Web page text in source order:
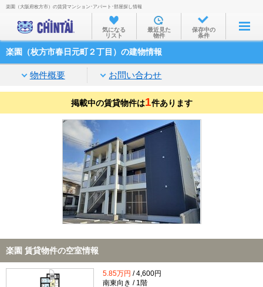
お部屋を探す
沿線・駅から
家賃相場から
通勤通学時間から
物件特集から
不動産会社から
TOP
楽園（大阪府枚方市）の賃貸マンション･アパート･部屋探し情報
気になる
リスト
最近見た
物件
保存中の
条件
楽園（枚方市春日元町２丁目）の建物情報
物件概要 お問い合わせ
掲載中の賃貸物件は1件あります
楽園 賃貸物件の空室情報
5.85万円 / 4,600円
南東向き / 1階